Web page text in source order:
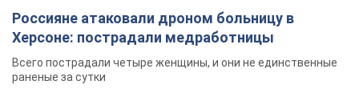
Россияне атаковали дроном больницу в
Херсоне: пострадали медработницы
Всего пострадали четыре женщины, и они не единственные
раненые за сутки